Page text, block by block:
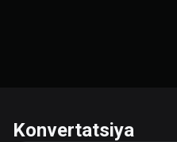
Konvertatsiya